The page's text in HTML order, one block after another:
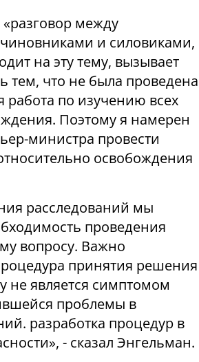
между
и силовиками,
на эту тему, вызывает
тем, что не была проведена
работа по изучению всех
Поэтому я намерен
министра провести
освобождения
расследований мы
проведения
вопросу. Важно
принятия решения
не является симптомом
проблемы в
разработка процедур в
- сказал Энгельман.